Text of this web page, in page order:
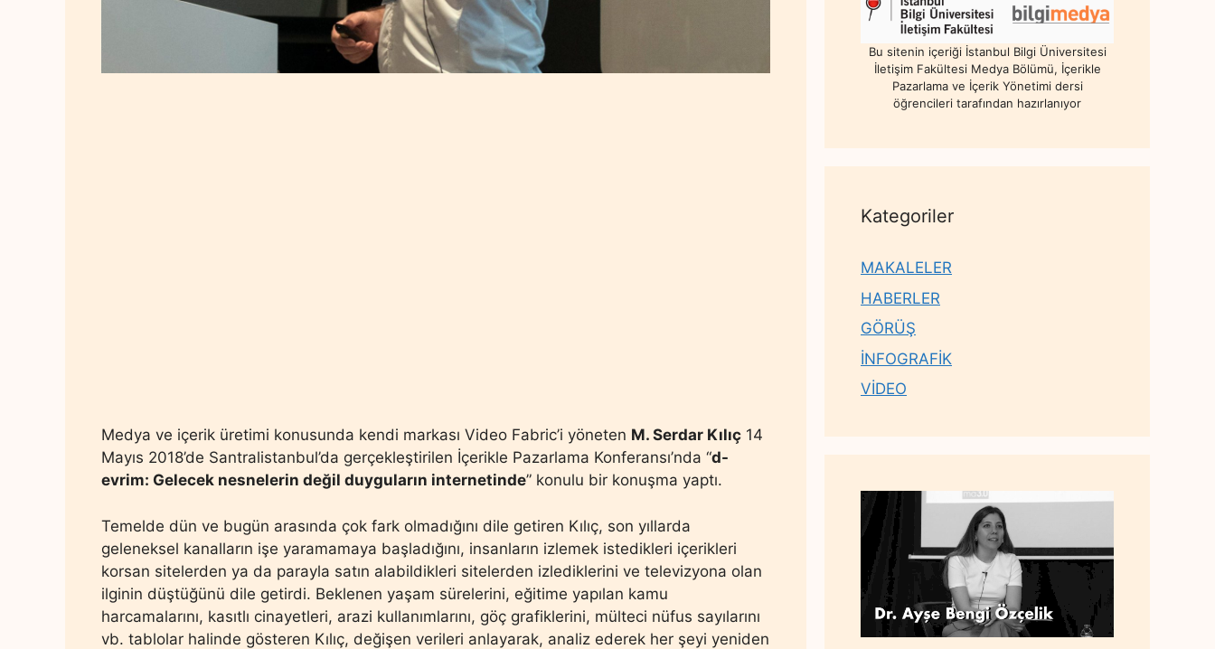
Medya ve içerik üretimi konusunda kendi markası Video Fabric’i yöneten M. Serdar Kılıç 14
Mayıs 2018’de Santralistanbul’da gerçekleştirilen İçerikle Pazarlama Konferansı’nda “d-
evrim: Gelecek nesnelerin değil duyguların internetinde” konulu bir konuşma yaptı.
Temelde dün ve bugün arasında çok fark olmadığını dile getiren Kılıç, son yıllarda
geleneksel kanalların işe yaramamaya başladığını, insanların izlemek istedikleri içerikleri
korsan sitelerden ya da parayla satın alabildikleri sitelerden izlediklerini ve televizyona olan
ilginin düştüğünü dile getirdi. Beklenen yaşam sürelerini, eğitime yapılan kamu
harcamalarını, kasıtlı cinayetleri, arazi kullanımlarını, göç grafiklerini, mülteci nüfus sayılarını
vb. tablolar halinde gösteren Kılıç, değişen verileri anlayarak, analiz ederek her şeyi yeniden
Bu sitenin içeriği İstanbul Bilgi Üniversitesi
İletişim Fakültesi Medya Bölümü, İçerikle
Pazarlama ve İçerik Yönetimi dersi
öğrencileri tarafından hazırlanıyor
Kategoriler
MAKALELER
HABERLER
GÖRÜŞ
İNFOGRAFİK
VİDEO